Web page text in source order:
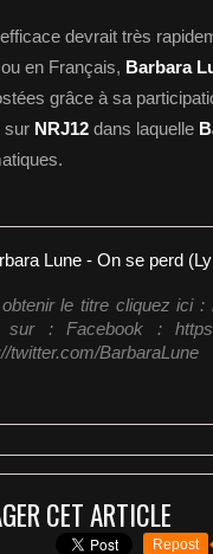
devrait très
en Français, Barbara
grâce à sa
sur NRJ12 dans laquelle
le titre cliquez ici :
sur : Facebook :
twitter.com/BarbaraLune
CET ARTICLE
Repost